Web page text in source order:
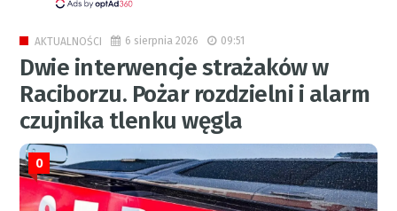
AKTUALNOŚCI 6 sierpnia 2026 09:51
Dwie interwencje strażaków w
Raciborzu. Pożar rozdzielni i alarm
czujnika tlenku węgla
0